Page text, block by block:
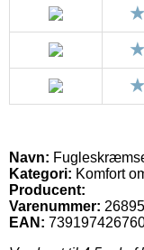
Navn:
Kategori: Komfort
Producent:
Varenummer:
EAN: